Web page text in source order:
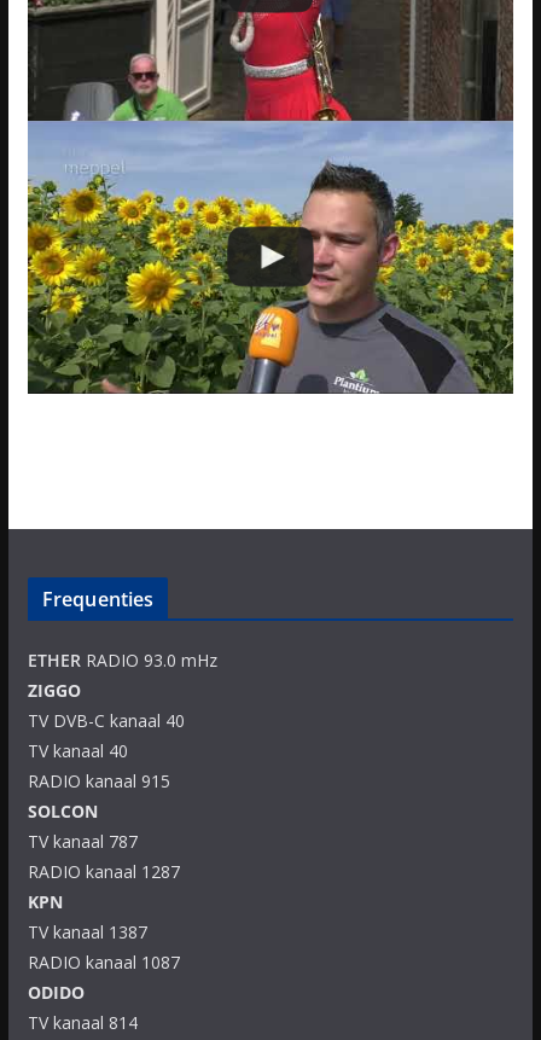
Frequenties
ETHERRADIO 93.0 mHz
ZIGGO
TV DVB-C kanaal 40
TV kanaal 40
RADIO kanaal 915
SOLCON
TV kanaal 787
RADIO kanaal 1287
KPN
TV kanaal 1387
RADIO kanaal 1087
ODIDO
TV kanaal 814